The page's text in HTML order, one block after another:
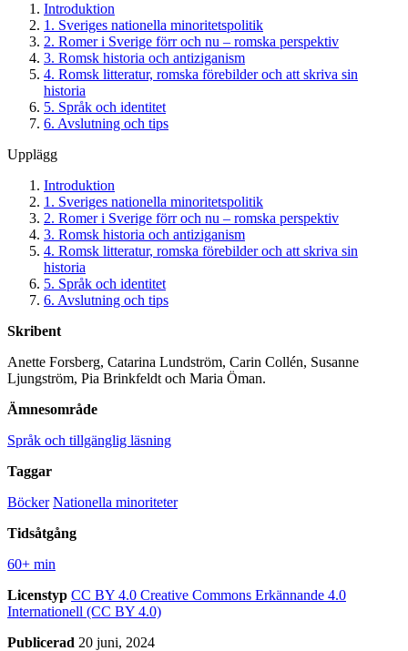
Introduktion
1. Sveriges nationella minoritetspolitik
2. Romer i Sverige förr och nu – romska perspektiv
3. Romsk historia och antiziganism
4. Romsk litteratur, romska förebilder och att skriva sin
historia
5. Språk och identitet
6. Avslutning och tips
Upplägg
Introduktion
1. Sveriges nationella minoritetspolitik
2. Romer i Sverige förr och nu – romska perspektiv
3. Romsk historia och antiziganism
4. Romsk litteratur, romska förebilder och att skriva sin
historia
5. Språk och identitet
6. Avslutning och tips
Skribent
Anette Forsberg, Catarina Lundström, Carin Collén, Susanne
Ljungström, Pia Brinkfeldt och Maria Öman.
Ämnesområde
Språk och tillgänglig läsning
Taggar
Böcker Nationella minoriteter
Tidsåtgång
60+ min
Licenstyp CC BY 4.0 Creative Commons Erkännande 4.0
Internationell (CC BY 4.0)
Publicerad 20 juni, 2024